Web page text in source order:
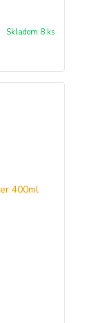
Skladom 8 ks